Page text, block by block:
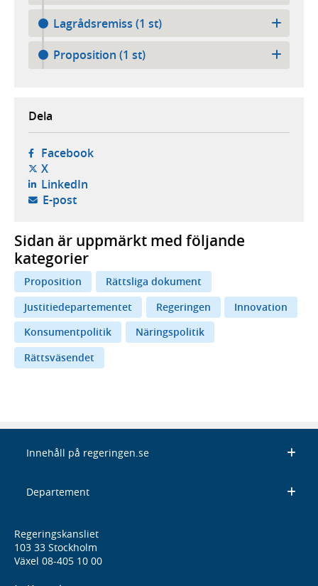
Lagrådsremiss (1 st)
Proposition (1 st)
Dela
Facebook- öppnas i ny flik, extern webbplats,
X- öppnas i ny flik, extern webbplats,
LinkedIn- öppnas i ny flik, extern webbplats,
E-post- öppnar din e-postklient,
Sidan är uppmärkt med följande
kategorier
Proposition
Rättsliga dokument
Justitiedepartementet
Regeringen
Innovation
Konsumentpolitik
Näringspolitik
Rättsväsendet
Innehåll på regeringen.se
Departement
Regeringskansliet
103 33 Stockholm
Växel 08-405 10 00